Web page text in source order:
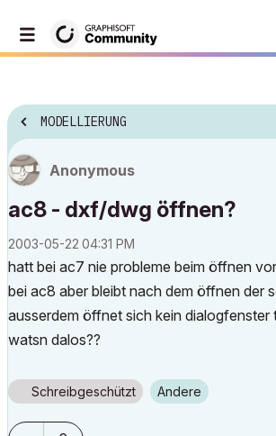
MODELLIERUNG
Anonymous
ac8 - dxf/dwg öffnen?
‎2003-05-22 04:31 PM
hatt bei ac7 nie probleme beim öffnen
bei ac8 aber bleibt nach dem öffnen der
ausserdem öffnet sich kein dialogfenster
watsn dalos??
Schreibgeschützt Andere